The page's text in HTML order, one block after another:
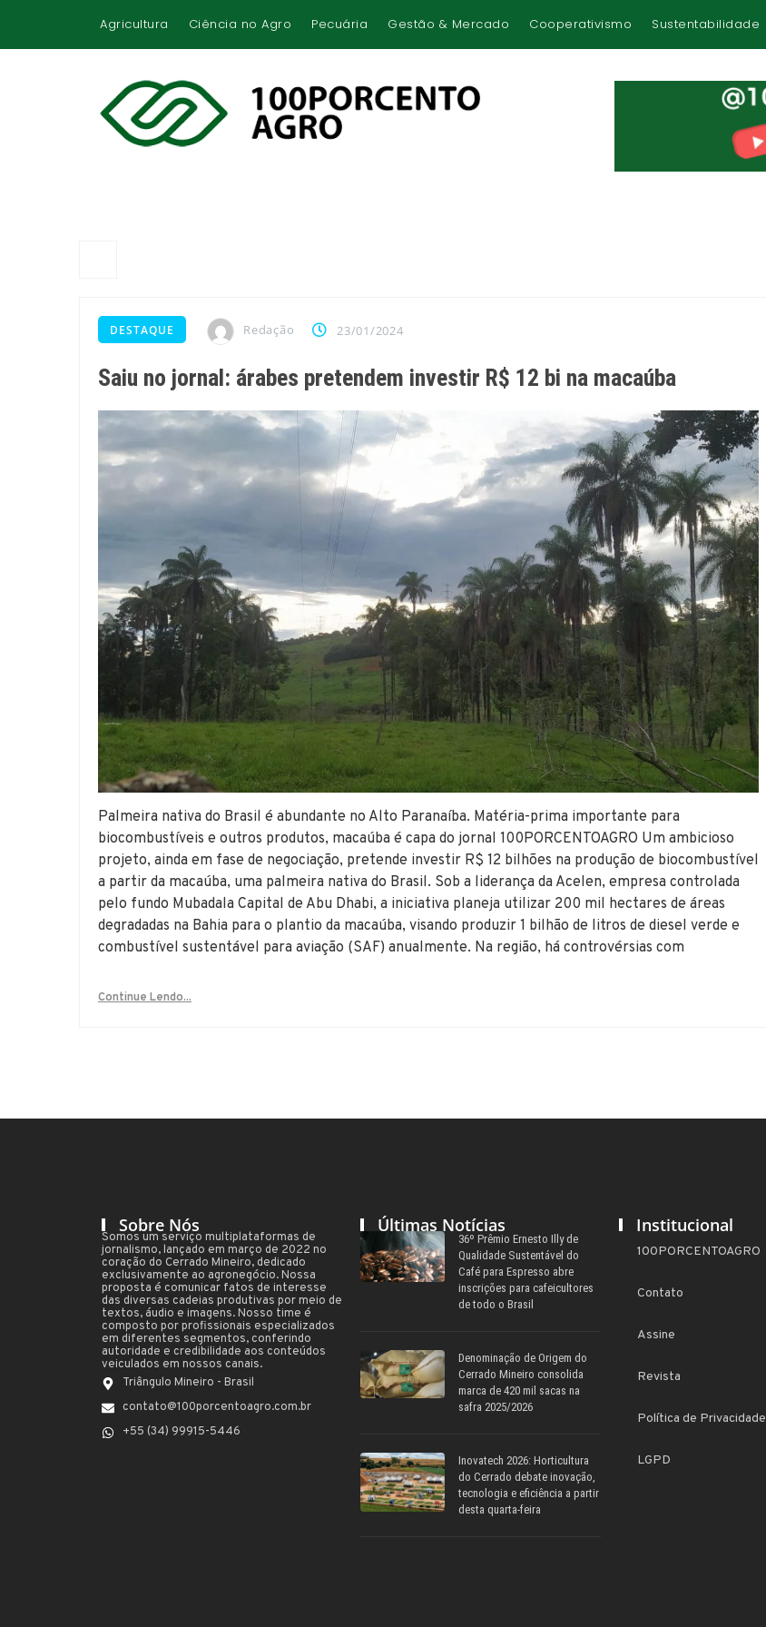
Agricultura Ciência no Agro Pecuária Gestão & Mercado Cooperativismo Sustentabilidade
DESTAQUE Redação 23/01/2024
Saiu no jornal: árabes pretendem investir R$ 12 bi na macaúba
Palmeira nativa do Brasil é abundante no Alto Paranaíba. Matéria-prima importante para
biocombustíveis e outros produtos, macaúba é capa do jornal 100PORCENTOAGRO Um ambicioso
projeto, ainda em fase de negociação, pretende investir R$ 12 bilhões na produção de biocombustível
a partir da macaúba, uma palmeira nativa do Brasil. Sob a liderança da Acelen, empresa controlada
pelo fundo Mubadala Capital de Abu Dhabi, a iniciativa planeja utilizar 200 mil hectares de áreas
degradadas na Bahia para o plantio da macaúba, visando produzir 1 bilhão de litros de diesel verde e
combustível sustentável para aviação (SAF) anualmente. Na região, há controvérsias com
Continue Lendo...
Sobre Nós
Somos um serviço multiplataformas de
jornalismo, lançado em março de 2022 no
coração do Cerrado Mineiro, dedicado
exclusivamente ao agronegócio. Nossa
proposta é comunicar fatos de interesse
das diversas cadeias produtivas por meio de
textos, áudio e imagens. Nosso time é
composto por profissionais especializados
em diferentes segmentos, conferindo
autoridade e credibilidade aos conteúdos
veiculados em nossos canais.
Triângulo Mineiro - Brasil
contato@100porcentoagro.com.br
+55 (34) 99915-5446
Últimas Notícias
36º Prêmio Ernesto Illy de
Qualidade Sustentável do
Café para Espresso abre
inscrições para cafeicultores
de todo o Brasil
Denominação de Origem do
Cerrado Mineiro consolida
marca de 420 mil sacas na
safra 2025/2026
Inovatech 2026: Horticultura
do Cerrado debate inovação,
tecnologia e eficiência a partir
desta quarta-feira
Institucional
100PORCENTOAGRO
Contato
Assine
Revista
Política de Privacidade
LGPD